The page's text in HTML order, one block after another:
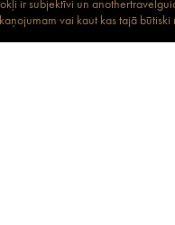
ir subjektīvi un
vai kaut kas tajā